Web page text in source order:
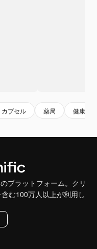
カプセル 薬局 健康管理
プラットフォーム。クリ
む100万人以上が利用し